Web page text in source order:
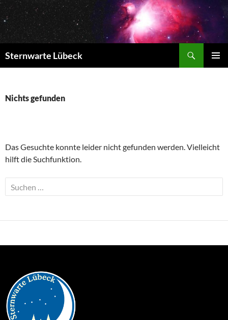
Zum
Inhalt
springen
Sternwarte Lübeck
Nichts gefunden
Das Gesuchte konnte leider nicht gefunden werden. Vielleicht
hilft die Suchfunktion.
Suchen
nach: